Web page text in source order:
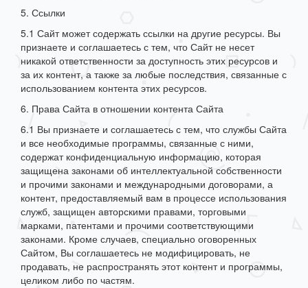
5. Ссылки
5.1 Сайт может содержать ссылки на другие ресурсы. Вы
признаете и соглашаетесь с тем, что Сайт не несет
никакой ответственности за доступность этих ресурсов и
за их контент, а также за любые последствия, связанные с
использованием контента этих ресурсов.
6. Права Сайта в отношении контента Сайта
6.1 Вы признаете и соглашаетесь с тем, что службы Сайта
и все необходимые программы, связанные с ними,
содержат конфиденциальную информацию, которая
защищена законами об интеллектуальной собственности
и прочими законами и международными договорами, а
контент, предоставляемый вам в процессе использования
служб, защищен авторскими правами, торговыми
марками, патентами и прочими соответствующими
законами. Кроме случаев, специально оговоренных
Сайтом, Вы соглашаетесь не модифицировать, не
продавать, не распространять этот контент и программы,
целиком либо по частям.